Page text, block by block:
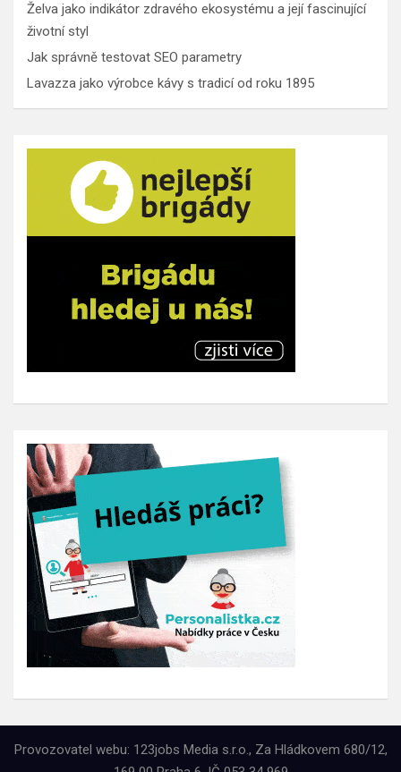
Želva jako indikátor zdravého ekosystému a její fascinující
životní styl
Jak správně testovat SEO parametry
Lavazza jako výrobce kávy s tradicí od roku 1895
Provozovatel webu: 123jobs Media s.r.o., Za Hládkovem 680/12,